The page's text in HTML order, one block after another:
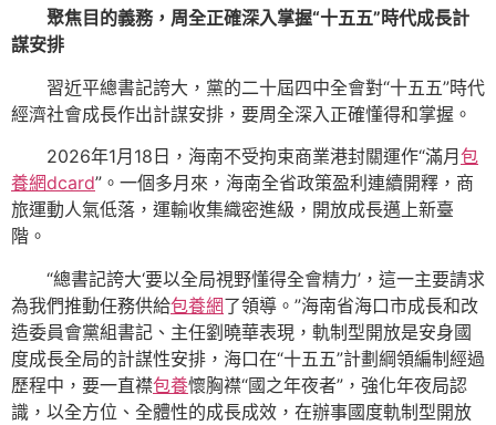
聚焦目的義務，周全正確深入掌握“十五五”時代成長計
謀安排
習近平總書記誇大，黨的二十屆四中全會對“十五五”時代
經濟社會成長作出計謀安排，要周全深入正確懂得和掌握。
2026年1月18日，海南不受拘束商業港封關運作“滿月 包
養網dcard”。一個多月來，海南全省政策盈利連續開釋，商
旅運動人氣低落，運輸收集織密進級，開放成長邁上新臺
階。
“總書記誇大‘要以全局視野懂得全會精力’，這一主要請求
為我們推動任務供給包養網了領導。”海南省海口市成長和改
造委員會黨組書記、主任劉曉華表現，軌制型開放是安身國
度成長全局的計謀性安排，海口在“十五五”計劃綱領編制經過
歷程中，要一直襟包養懷胸襟“國之年夜者”，強化年夜局認
識，以全方位、全體性的成長成效，在辦事國度軌制型開放